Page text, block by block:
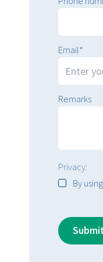
Email*
Remarks
Privacy:
By